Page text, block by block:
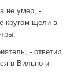
не умер, -
кругом щели в
- ответил
в Вильно и